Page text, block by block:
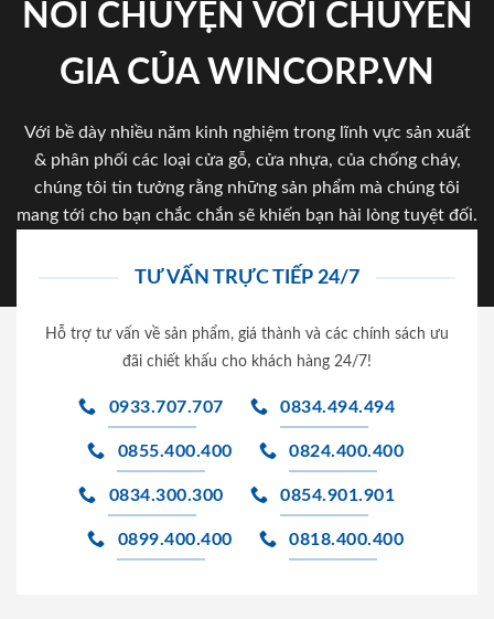
NÓI CHUYỆN VỚI CHUYÊN
GIA CỦA WINCORP.VN
Với bề dày nhiều năm kinh nghiệm trong lĩnh vực sản xuất
& phân phối các loại cửa gỗ, cửa nhựa, của chống cháy,
chúng tôi tin tưởng rằng những sản phẩm mà chúng tôi
mang tới cho bạn chắc chắn sẽ khiến bạn hài lòng tuyệt đối.
TƯ VẤN TRỰC TIẾP 24/7
Hỗ trợ tư vấn về sản phẩm, giá thành và các chính sách ưu
đãi chiết khấu cho khách hàng 24/7!
0933.707.707 0834.494.494
0855.400.400 0824.400.400
0834.300.300 0854.901.901
0899.400.400 0818.400.400